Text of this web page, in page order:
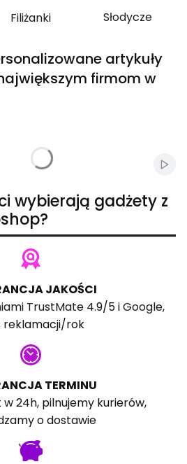
Filiżanki Słodycze
artykuły
firmom w
wybierają gadżety z
JAKOŚCI
TrustMate4.9/5 iGoogle,
reklamacji/rok
TERMINU
24h, pilnujemy kurierów,
o dostawie